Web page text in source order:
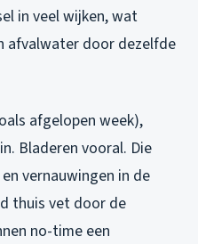
in veel wijken, wat
afvalwater door dezelfde
afgelopen week),
Bladeren vooral. Die
vernauwingen in de
thuis vet door de
no-time een